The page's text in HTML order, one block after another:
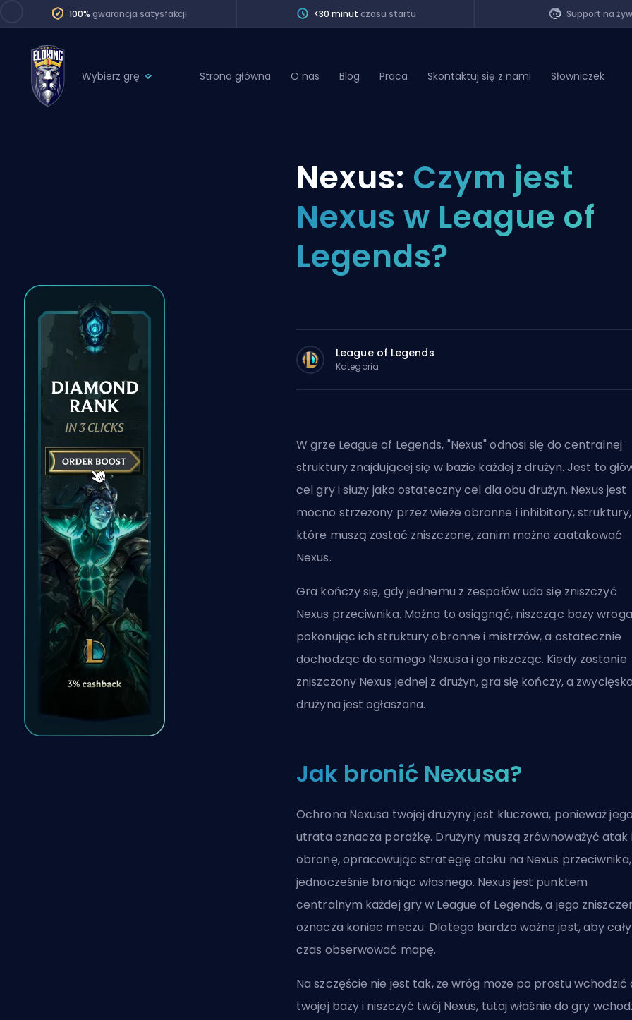
100% gwarancja satysfakcji <30 minutczasu startu Support na
Wybierz grę
Path of Exile 2
Division Boost
Strona główna O nas Blog Praca Skontaktuj się z nami Słowniczek
Nexus: Czym jest
Nexus w League of
Legends?
League of Legends
Kategoria
W grze League of Legends, "Nexus" odnosi się do centralnej
struktury znajdującej się w bazie każdej z drużyn. Jest to
cel gry i służy jako ostateczny cel dla obu drużyn. Nexus jest
mocno strzeżony przez wieże obronne i inhibitory, struktury,
które muszą zostać zniszczone, zanim można zaatakować
Nexus.
Gra kończy się, gdy jednemu z zespołów uda się zniszczyć
Nexus przeciwnika. Można to osiągnąć, niszcząc bazy
pokonując ich struktury obronne i mistrzów, a ostatecznie
dochodząc do samego Nexusa i go niszcząc. Kiedy zostanie
zniszczony Nexus jednej z drużyn, gra się kończy, a zwycięska
drużyna jest ogłaszana.
Jak bronić Nexusa?
Ochrona Nexusa twojej drużyny jest kluczowa, ponieważ jego
utrata oznacza porażkę. Drużyny muszą zrównoważyć atak i
obronę, opracowując strategię ataku na Nexus przeciwnika,
jednocześnie broniąc własnego. Nexus jest punktem
centralnym każdej gry w League of Legends, a jego
oznacza koniec meczu. Dlatego bardzo ważne jest, aby cały
czas obserwować mapę.
Na szczęście nie jest tak, że wróg może po prostu wchodzić
twojej bazy i niszczyć twój Nexus, tutaj właśnie do gry